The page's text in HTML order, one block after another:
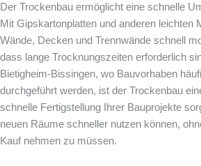
Der Trockenbau ermöglicht eine schnelle
Mit Gipskartonplatten und anderen leichten
Wände, Decken und Trennwände schnell
dass lange Trocknungszeiten erforderlich
Bietigheim-Bissingen, wo Bauvorhaben
durchgeführt werden, ist der Trockenbau
schnelle Fertigstellung Ihrer Bauprojekte
neuen Räume schneller nutzen können,
Kauf nehmen zu müssen.